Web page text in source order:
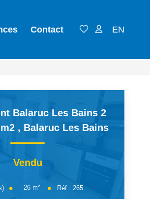
Contact EN
Balaruc Les Bains 2
, Balaruc Les Bains
Vendu
26m² Réf : 265